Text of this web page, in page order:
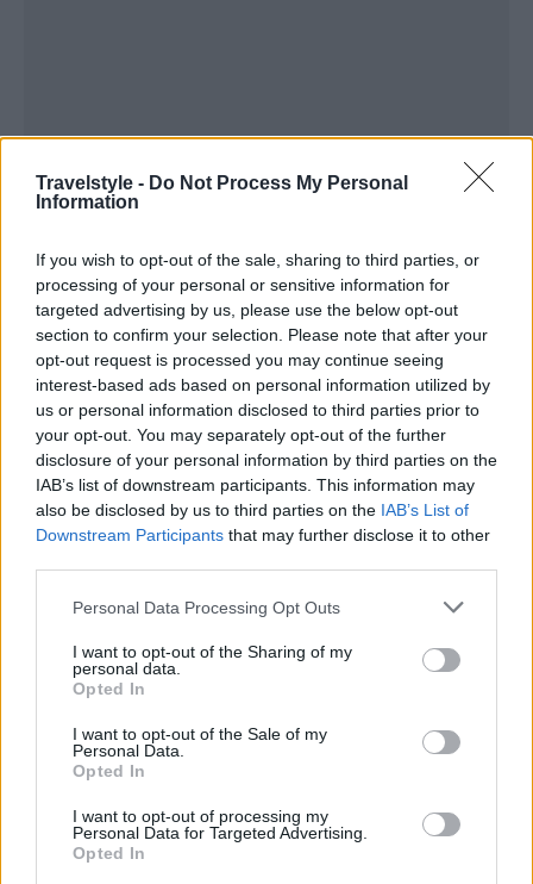
Travelstyle - Do Not Process My Personal
Information
If you wish to opt-out of the sale, sharing to third parties, or
processing of your personal or sensitive information for
targeted advertising by us, please use the below opt-out
section to confirm your selection. Please note that after your
opt-out request is processed you may continue seeing
interest-based ads based on personal information utilized by
us or personal information disclosed to third parties prior to
your opt-out. You may separately opt-out of the further
disclosure of your personal information by third parties on the
IAB’s list of downstream participants. This information may
also be disclosed by us to third parties on the IAB’s List of
Downstream Participants that may further disclose it to other
Please note that this website/app uses one or more Google
not limited to your visit or usage behaviour. You may click to
grant or deny consent to Google and its third-party tags to
use your data for below specified purposes in below Google
consent section.
Personal Data Processing Opt Outs
I want to opt-out of the Sharing of my
personal data.
Opted In
I want to opt-out of the Sale of my
Personal Data.
Opted In
I want to opt-out of processing my
Personal Data for Targeted Advertising.
Opted In
ψηφιακή κάρτα του προγράμματος «Τουρισμός για
Ολους».